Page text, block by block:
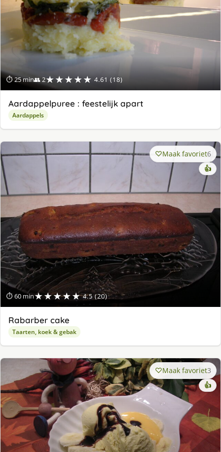
⏱ 25 min👥 2★★★★★ 4.61 (18)
Aardappelpuree : feestelijk apart
Aardappels
⏱ 60 min★★★★★ 4.5 (20)
Maak favoriet6
👍
Rabarber cake
Taarten, koek & gebak
Maak favoriet3
👍